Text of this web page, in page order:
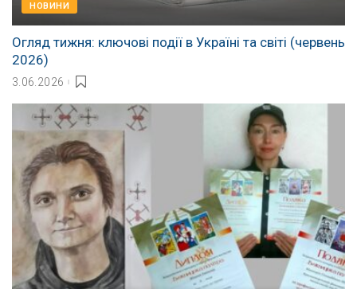
НОВИНИ
Огляд тижня: ключові події в Україні та світі (червень
2026)
3.06.2026